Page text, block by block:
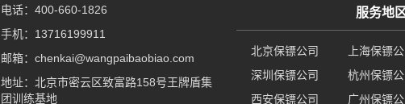
电话：400-660-1826
手机：13716199911
邮箱：chenkai@wangpaibaobiao.com
地址：北京市密云区致富路158号王牌盾集
团训练基地
服务地
北京保镖公司 上海保镖
深圳保镖公司
杭州保镖公
西安保镖公司
广州保镖